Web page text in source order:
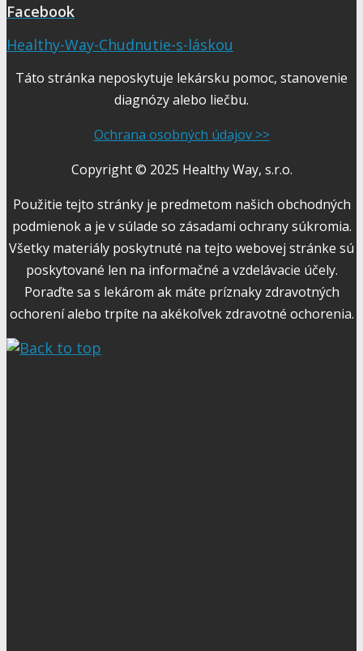
Facebook
Healthy-Way-Chudnutie-s-láskou
Táto stránka neposkytuje lekársku pomoc, stanovenie
diagnózy alebo liečbu.
Ochrana osobných údajov >>
Copyright © 2025 Healthy Way, s.r.o.
Použitie tejto stránky je predmetom našich obchodných
podmienok a je v súlade so zásadami ochrany súkromia.
Všetky materiály poskytnuté na tejto webovej stránke sú
poskytované len na informačné a vzdelávacie účely.
Poraďte sa s lekárom ak máte príznaky zdravotných
ochorení alebo trpíte na akékoľvek zdravotné ochorenia.